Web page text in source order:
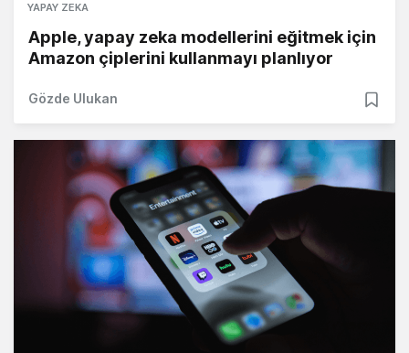
YAPAY ZEKA
Apple, yapay zeka modellerini eğitmek için
Amazon çiplerini kullanmayı planlıyor
Gözde Ulukan